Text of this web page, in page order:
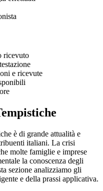
ricevuto
e ricevute
è di grande attualità e
italiani. La crisi
molte famiglie e imprese
la conoscenza degli
sezione analizziamo gli
e della prassi applicativa.